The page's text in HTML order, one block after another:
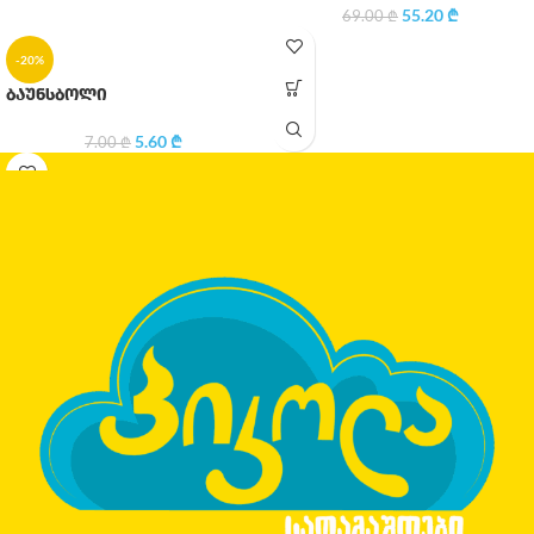
-20%
ბაუნსბოლი
7.00₾ 5.60₾
69.00₾ 55.20₾